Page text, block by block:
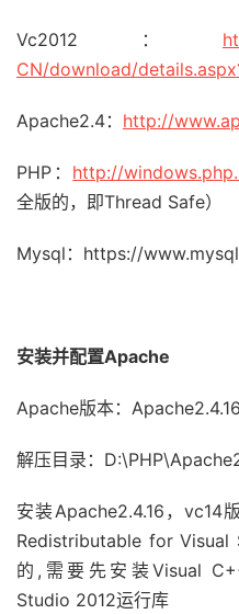
Vc2012：
CN/download/
Apache2.4： http://
PHP： http://
全版的，即Thread Safe）
Mysql：https://
安装并配置Apache
Apache版本：Apache2.4.16
解压目录：
安装Apache2.4.16，vc14
Redistributable for Visual
的,需要先安装Visual
Studio 2012运行库